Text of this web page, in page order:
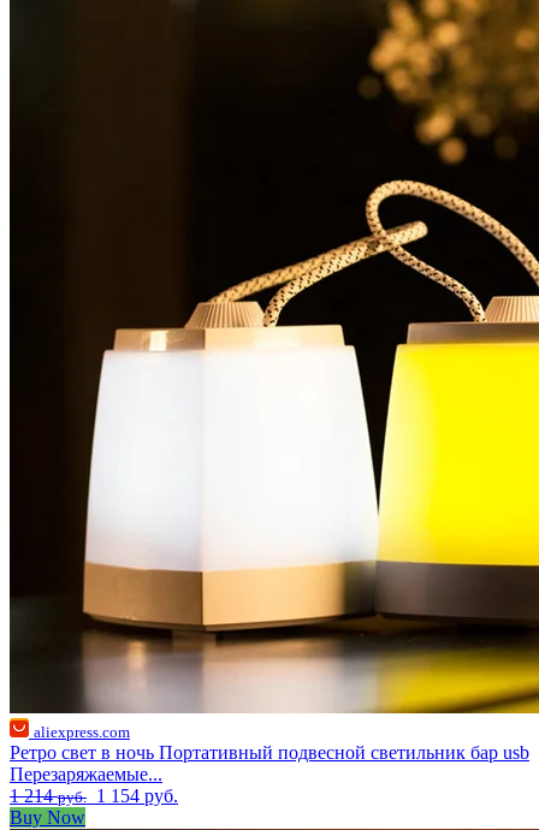
aliexpress.com
Ретро свет в ночь Портативный подвесной светильник бар usb
Перезаряжаемые...
1 214руб. 1 154 руб.
Buy Now